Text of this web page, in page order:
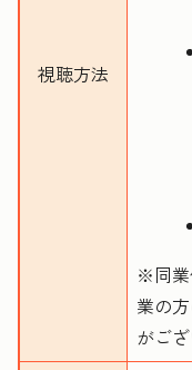
視聴方法
※同業
業の
がご